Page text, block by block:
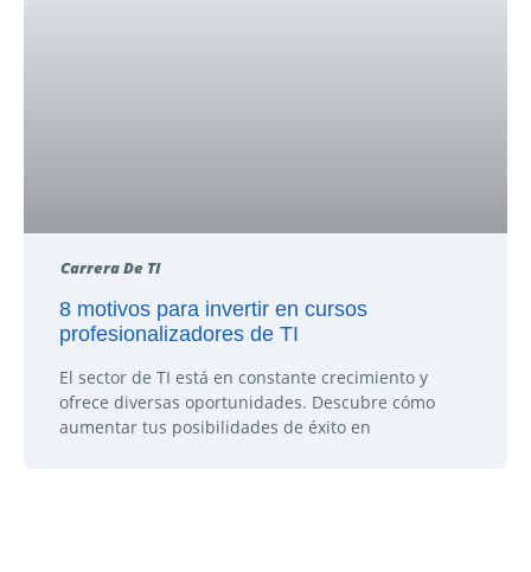
Carrera De TI
8 motivos para invertir en cursos
profesionalizadores de TI
El sector de TI está en constante crecimiento y
ofrece diversas oportunidades. Descubre cómo
aumentar tus posibilidades de éxito en